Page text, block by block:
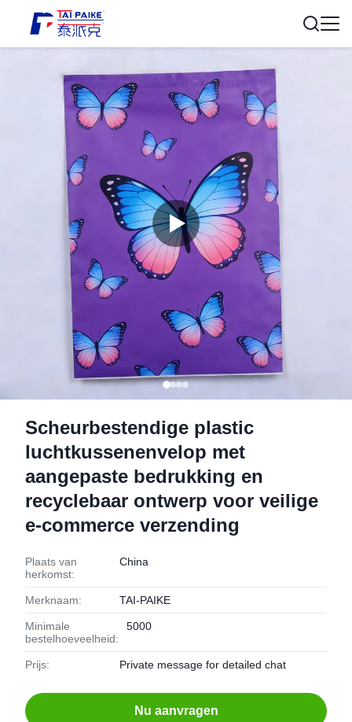
Scheurbestendige plastic
luchtkussenenvelop met
aangepaste bedrukking en
recyclebaar ontwerp voor veilige
e-commerce verzending
Plaats van
herkomst:
China
Merknaam: TAI-PAIKE
Minimale
bestelhoeveelheid:
5000
Prijs: Private message for detailed chat
Nu aanvragen